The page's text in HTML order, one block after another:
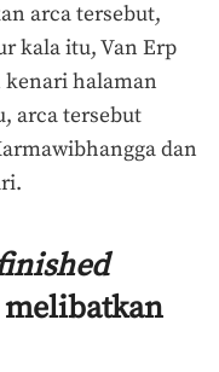
arca tersebut,
kala itu, Van Erp
halaman
arca tersebut
dan